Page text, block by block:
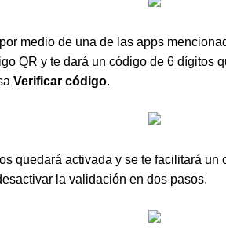
medio de una de las apps
QR y te dará un código de 6 dígitos
Verificar código.
quedará activada y se te facilitará
la validación en dos pasos.